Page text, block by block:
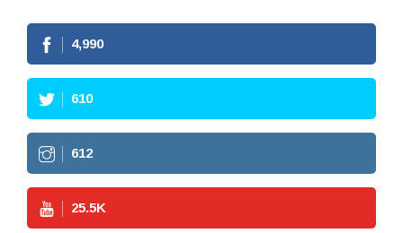
4,990
610
612
25.5K